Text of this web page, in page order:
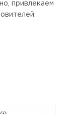
привлекаем